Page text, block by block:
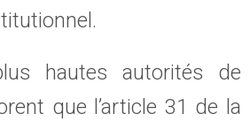
hautes autorités de
que l’article 31 de la